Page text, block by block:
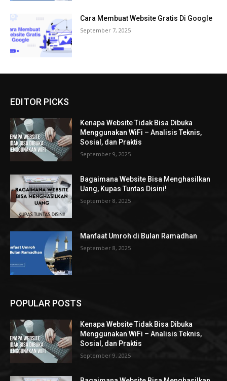
Cara Membuat Website Gratis Di Google
September 7, 2025
EDITOR PICKS
Kenapa Website Tidak Bisa Dibuka
Menggunakan WiFi – Analisis Teknis,
Sosial, dan Praktis
September 9, 2025
Bagaimana Website Bisa Menghasilkan
Uang, Kupas Tuntas Disini!
September 8, 2025
Manfaat Umroh di Bulan Ramadhan
September 8, 2025
POPULAR POSTS
Kenapa Website Tidak Bisa Dibuka
Menggunakan WiFi – Analisis Teknis,
Sosial, dan Praktis
September 9, 2025